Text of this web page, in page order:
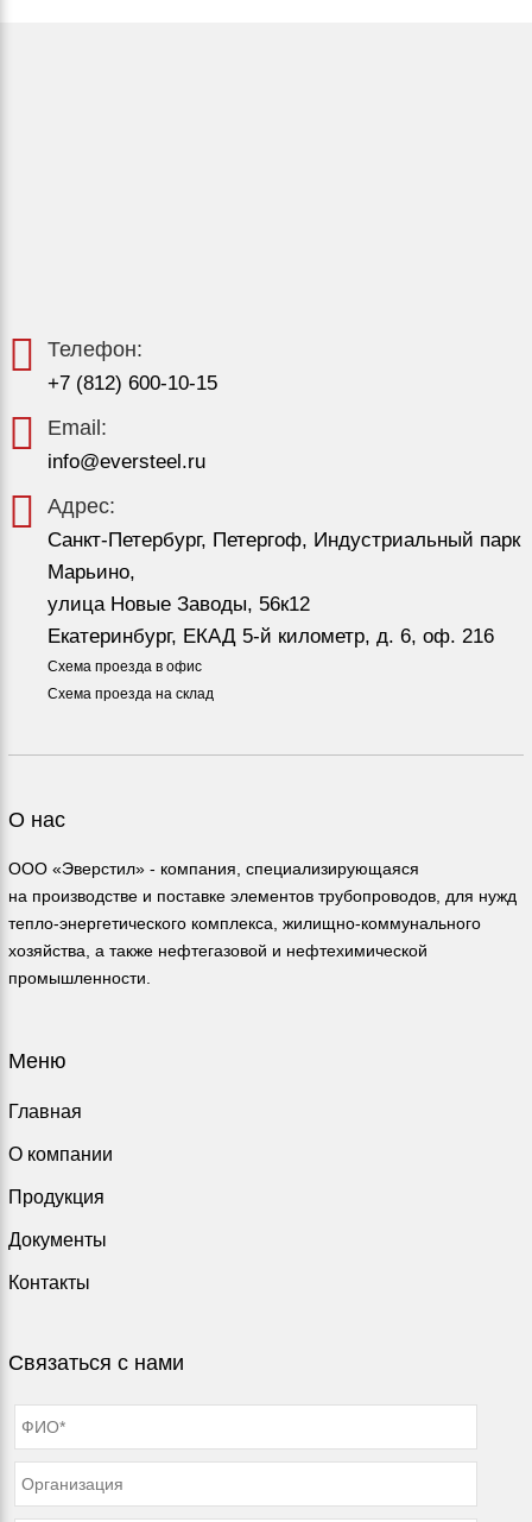
Телефон:
+7 (812) 600-10-15
Email:
info@eversteel.ru
Адрес:
Санкт-Петербург, Петергоф, Индустриальный парк
Марьино,
улица Новые Заводы, 56к12
Екатеринбург, ЕКАД 5-й километр, д. 6, оф. 216
Схема проезда в офис
Схема проезда на склад
О нас
ООО «Эверстил» - компания, специализирующаяся
на производстве и поставке элементов трубопроводов, для нужд
тепло-энергетического комплекса, жилищно-коммунального
хозяйства, а также нефтегазовой и нефтехимической
промышленности.
Меню
Главная
О компании
Продукция
Документы
Контакты
Связаться с нами